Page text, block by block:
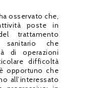
osservato che,
poste in
trattamento
che
di operazioni
difficoltà
opportuno che
all’interessato